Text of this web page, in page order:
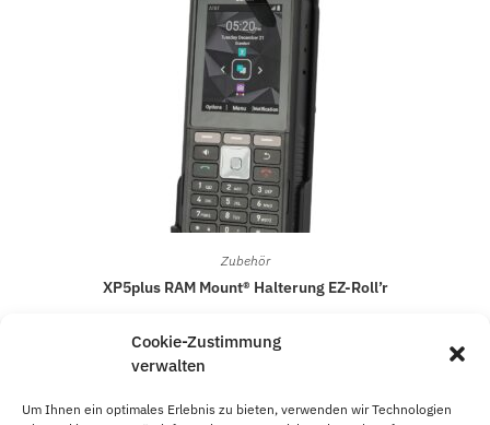
Cookie-Zustimmung
verwalten
Um Ihnen ein optimales Erlebnis zu bieten, verwenden wir Technologien
Zubehör
XP5plus RAM Mount® Halterung EZ-Roll’r
63,95€
In den Warenkorb